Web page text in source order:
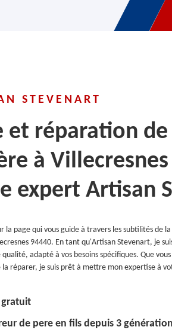
STEVENART
et réparation
à Villecresnes
expert Artisan
la page qui vous guide à travers les subtilités de
94440. En tant qu'Artisan Stevenart, je
qualité, adapté à vos besoins spécifiques. Que
réparer, je suis prêt à mettre mon expertise à
gratuit
de pere en fils depuis 3